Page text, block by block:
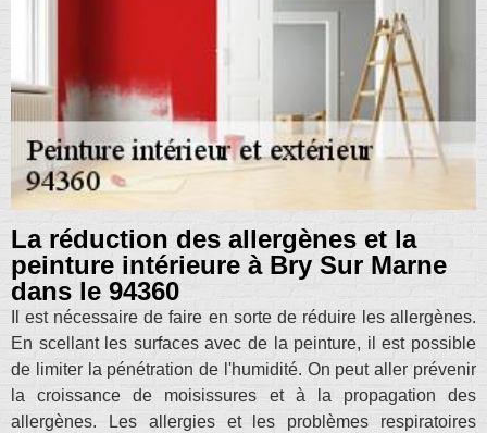
La réduction des allergènes et la
peinture intérieure à Bry Sur Marne
dans le 94360
Il est nécessaire de faire en sorte de réduire les allergènes.
En scellant les surfaces avec de la peinture, il est possible
de limiter la pénétration de l'humidité. On peut aller prévenir
la croissance de moisissures et à la propagation des
allergènes. Les allergies et les problèmes respiratoires